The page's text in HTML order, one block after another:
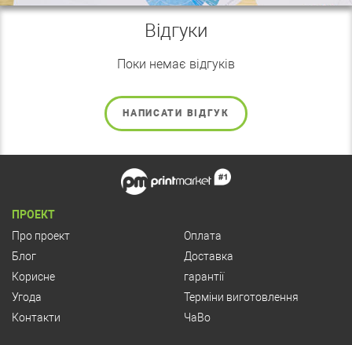
Відгуки
Поки немає відгуків
НАПИСАТИ ВІДГУК
ПРОЕКТ
Про проект
Блог
Корисне
Угода
Контакти
Оплата
Доставка
гарантії
Терміни виготовлення
ЧаВо